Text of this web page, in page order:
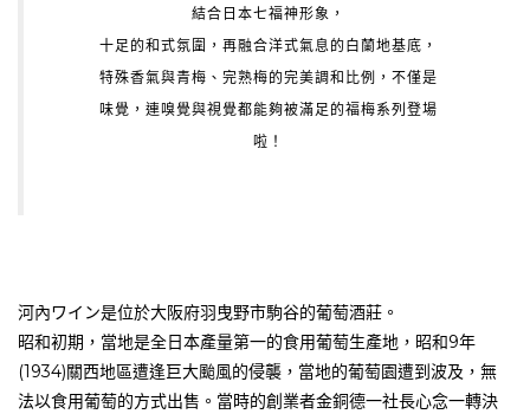
結合日本七福神形象，
十足的和式氛圍，再融合洋式氣息的白蘭地基底，
特殊香氣與青梅、完熟梅的完美調和比例，不僅是
味覺，連嗅覺與視覺都能夠被滿足的福梅系列登場
啦！
河內ワイン是位於大阪府羽曳野市駒谷的葡萄酒莊。
昭和初期，當地是全日本產量第一的食用葡萄生產地，昭和9年
(1934)關西地區遭逢巨大颱風的侵襲，當地的葡萄園遭到波及，無
法以食用葡萄的方式出售。當時的創業者金銅德一社長心念一轉決